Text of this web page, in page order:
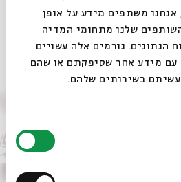
משתפים מידע על אופן
שלנו מתחומי המדיה
הנתונים. גורמים אלה עשויים
עם מידע אחר שסיפקתם או שהם
בשירותים שלהם.